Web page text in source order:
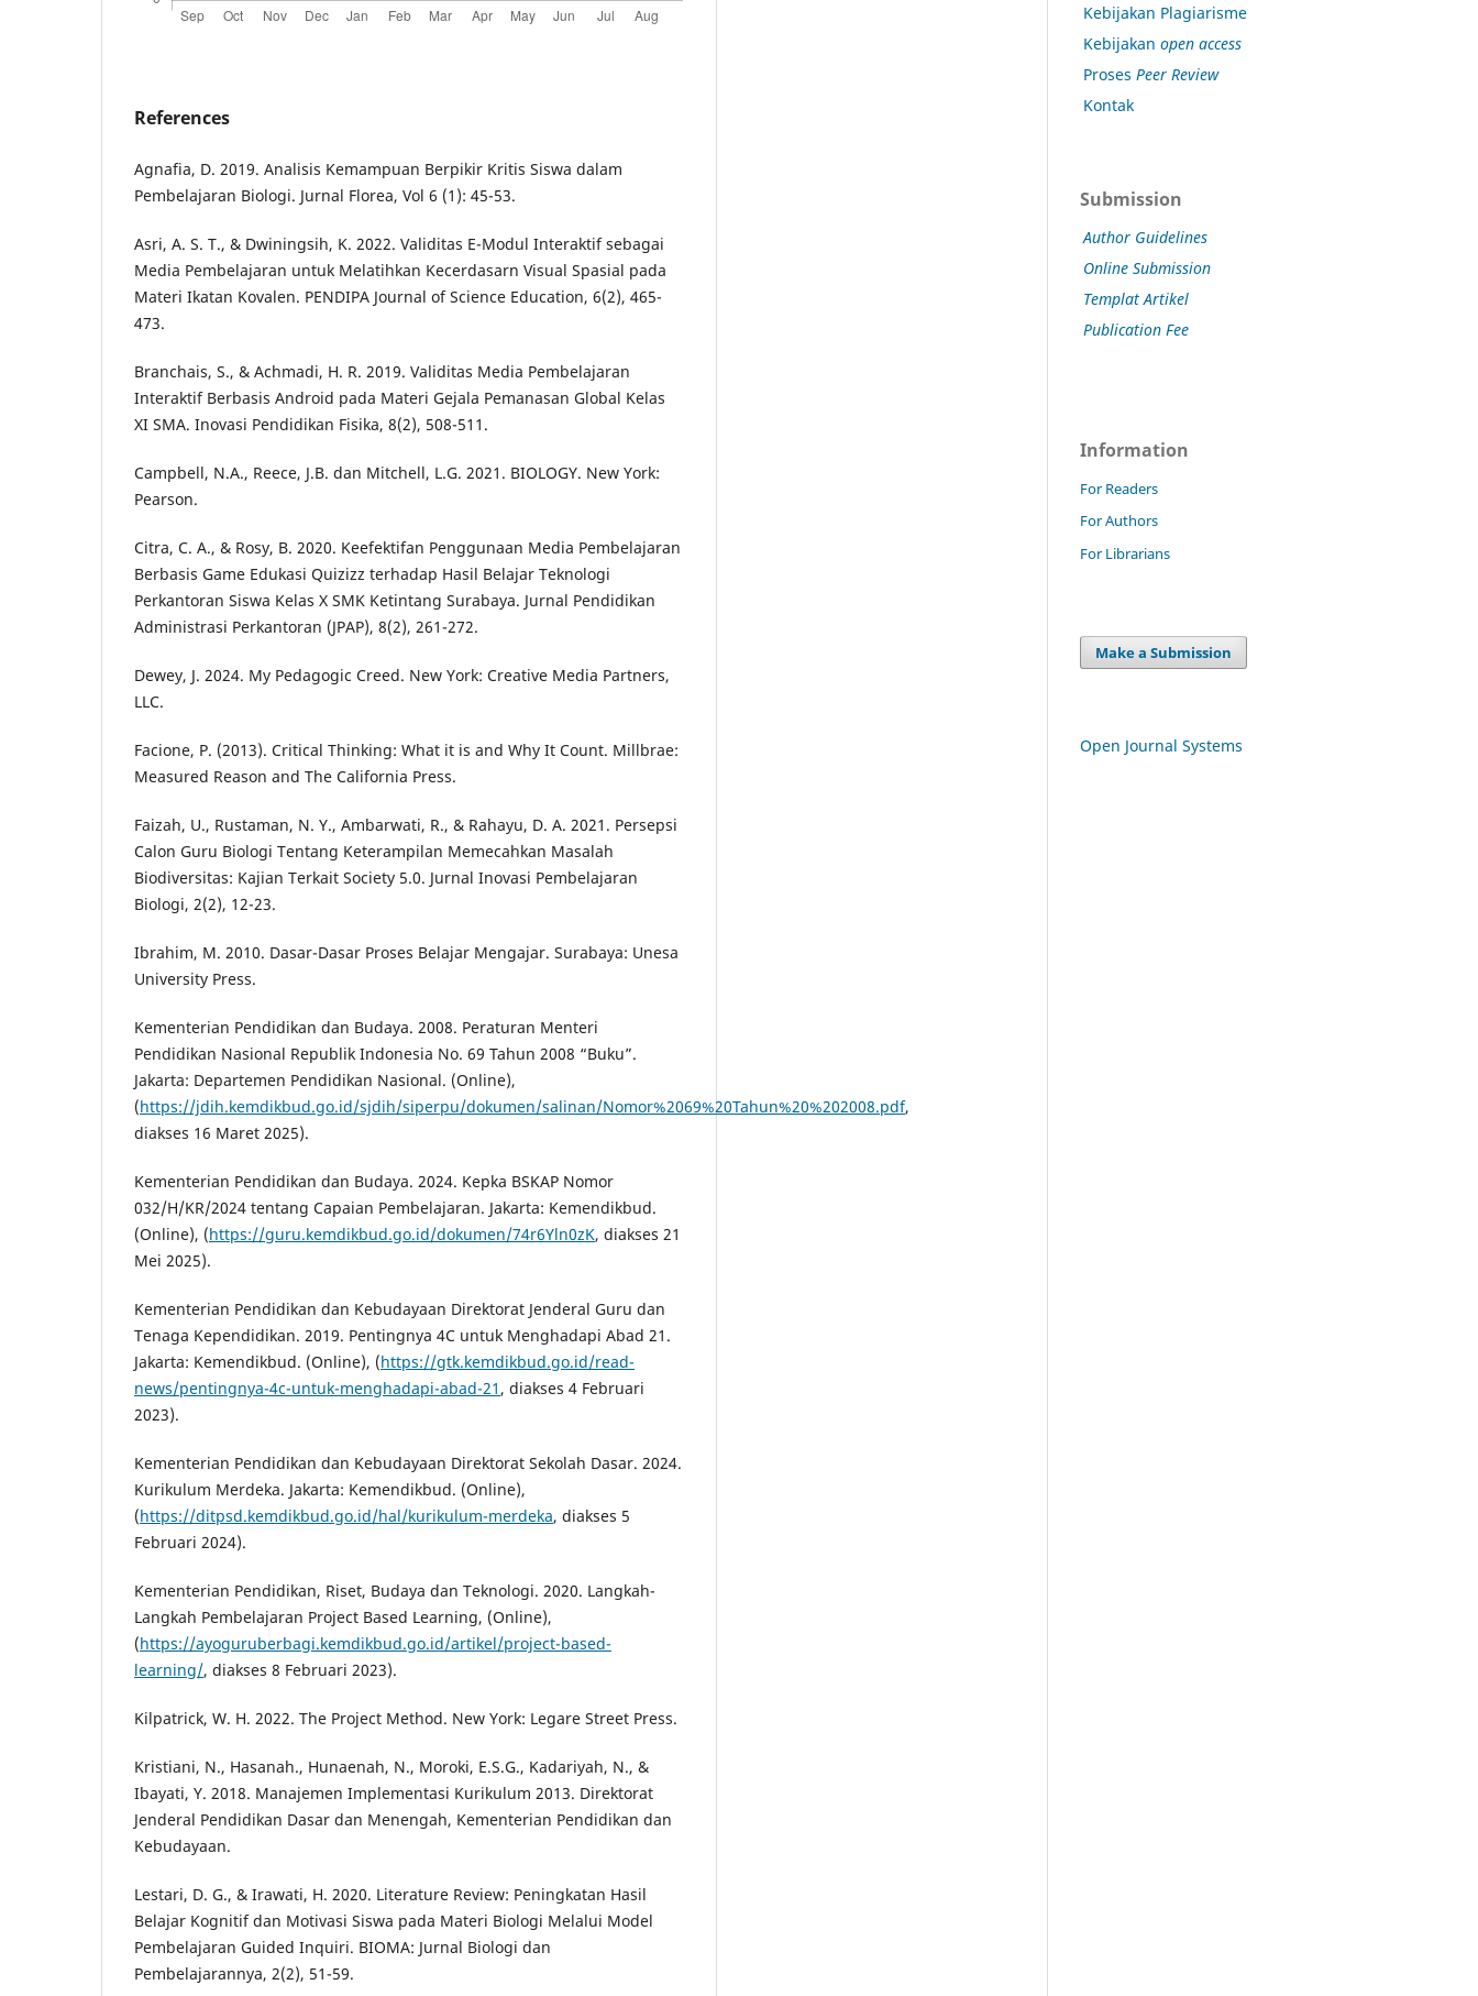
References
Agnafia, D. 2019. Analisis Kemampuan Berpikir Kritis Siswa dalam
Pembelajaran Biologi. Jurnal Florea, Vol 6 (1): 45-53.
Asri, A. S. T., & Dwiningsih, K. 2022. Validitas E-Modul Interaktif sebagai
Media Pembelajaran untuk Melatihkan Kecerdasarn Visual Spasial pada
Materi Ikatan Kovalen. PENDIPA Journal of Science Education, 6(2), 465-
473.
Branchais, S., & Achmadi, H. R. 2019. Validitas Media Pembelajaran
Interaktif Berbasis Android pada Materi Gejala Pemanasan Global Kelas
XI SMA. Inovasi Pendidikan Fisika, 8(2), 508-511.
Campbell, N.A., Reece, J.B. dan Mitchell, L.G. 2021. BIOLOGY. New York:
Pearson.
Citra, C. A., & Rosy, B. 2020. Keefektifan Penggunaan Media Pembelajaran
Berbasis Game Edukasi Quizizz terhadap Hasil Belajar Teknologi
Perkantoran Siswa Kelas X SMK Ketintang Surabaya. Jurnal Pendidikan
Administrasi Perkantoran (JPAP), 8(2), 261-272.
Dewey, J. 2024. My Pedagogic Creed. New York: Creative Media Partners,
LLC.
Facione, P. (2013). Critical Thinking: What it is and Why It Count. Millbrae:
Measured Reason and The California Press.
Faizah, U., Rustaman, N. Y., Ambarwati, R., & Rahayu, D. A. 2021. Persepsi
Calon Guru Biologi Tentang Keterampilan Memecahkan Masalah
Biodiversitas: Kajian Terkait Society 5.0. Jurnal Inovasi Pembelajaran
Biologi, 2(2), 12-23.
Ibrahim, M. 2010. Dasar-Dasar Proses Belajar Mengajar. Surabaya: Unesa
University Press.
Kementerian Pendidikan dan Budaya. 2008. Peraturan Menteri
Pendidikan Nasional Republik Indonesia No. 69 Tahun 2008 “Buku”.
Jakarta: Departemen Pendidikan Nasional. (Online),
(https://jdih.kemdikbud.go.id/sjdih/siperpu/dokumen/salinan/Nomor%2069%20Tahun%20%202008.pdf,
diakses 16 Maret 2025).
Kementerian Pendidikan dan Budaya. 2024. Kepka BSKAP Nomor
032/H/KR/2024 tentang Capaian Pembelajaran. Jakarta: Kemendikbud.
(Online), (https://guru.kemdikbud.go.id/dokumen/74r6Yln0zK, diakses 21
Mei 2025).
Kementerian Pendidikan dan Kebudayaan Direktorat Jenderal Guru dan
Tenaga Kependidikan. 2019. Pentingnya 4C untuk Menghadapi Abad 21.
Jakarta: Kemendikbud. (Online), (https://gtk.kemdikbud.go.id/read-
news/pentingnya-4c-untuk-menghadapi-abad-21 , diakses 4 Februari
2023).
Kementerian Pendidikan dan Kebudayaan Direktorat Sekolah Dasar. 2024.
Kurikulum Merdeka. Jakarta: Kemendikbud. (Online),
(https://ditpsd.kemdikbud.go.id/hal/kurikulum-merdeka, diakses 5
Februari 2024).
Kementerian Pendidikan, Riset, Budaya dan Teknologi. 2020. Langkah-
Langkah Pembelajaran Project Based Learning, (Online),
(https://ayoguruberbagi.kemdikbud.go.id/artikel/project-based-
learning/, diakses 8 Februari 2023).
Kilpatrick, W. H. 2022. The Project Method. New York: Legare Street Press.
Kristiani, N., Hasanah., Hunaenah, N., Moroki, E.S.G., Kadariyah, N., &
Ibayati, Y. 2018. Manajemen Implementasi Kurikulum 2013. Direktorat
Jenderal Pendidikan Dasar dan Menengah, Kementerian Pendidikan dan
Kebudayaan.
Lestari, D. G., & Irawati, H. 2020. Literature Review: Peningkatan Hasil
Belajar Kognitif dan Motivasi Siswa pada Materi Biologi Melalui Model
Pembelajaran Guided Inquiri. BIOMA: Jurnal Biologi dan
Pembelajarannya, 2(2), 51-59.
Kebijakan Plagiarisme
Kebijakan open access
Proses Peer Review
Kontak
Submission
Author Guidelines
Online Submission
Templat Artikel
Publication Fee
Information
For Readers
For Authors
For Librarians
Make a Submission
Open Journal Systems